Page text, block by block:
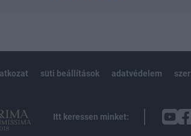
süti beállítások adatvédelem
Itt keressen minket: